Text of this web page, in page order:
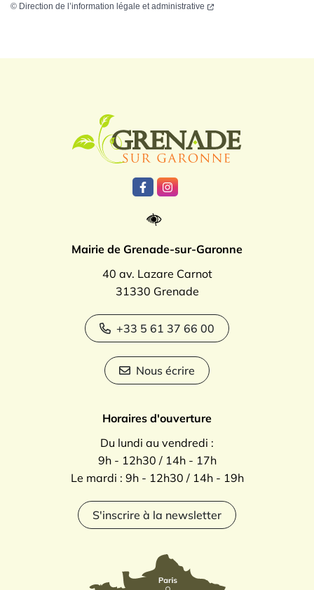
© Direction de l’information légale et administrative
Lien vers le compte Facebook
Lien vers le compte
Mairie de Grenade-sur-Garonne
40 av. Lazare Carnot
31330 Grenade
+33 5 61 37 66 00
Nous écrire
Horaires d'ouverture
Du lundi au vendredi :
9h - 12h30 / 14h - 17h
Le mardi : 9h - 12h30 / 14h - 19h
S'inscrire à la newsletter